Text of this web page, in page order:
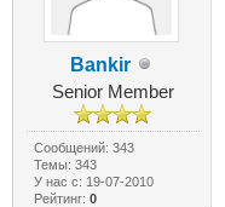
Bankir
Senior Member
Сообщений: 343
Темы: 343
У нас с: 19-07-2010
Рейтинг: 0